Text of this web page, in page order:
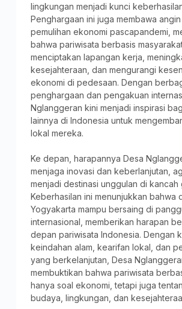
lingkungan menjadi kunci
Penghargaan ini juga membawa
pemulihan ekonomi pascapandemi,
bahwa pariwisata berbasis
menciptakan lapangan kerja,
kesejahteraan, dan mengurangi
ekonomi di pedesaan. Dengan
penghargaan dan pengakuan
Nglanggeran kini menjadi inspirasi
lainnya di Indonesia untuk
lokal mereka.
Ke depan, harapannya Desa
menjaga inovasi dan keberlanjutan,
menjadi destinasi unggulan di kancah
Keberhasilan ini menunjukkan bahwa
Yogyakarta mampu bersaing di
internasional, memberikan harapan
depan pariwisata Indonesia. Dengan
keindahan alam, kearifan lokal, dan
yang berkelanjutan, Desa
membuktikan bahwa pariwisata
hanya soal ekonomi, tetapi juga
budaya, lingkungan, dan